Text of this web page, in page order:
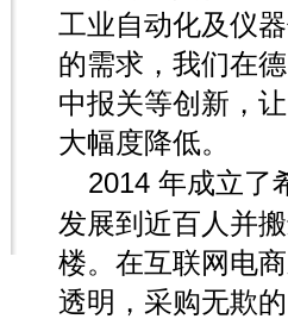
工业自动化及仪
的需求，我们在
中报关等创新，
大幅度降低。
2014 年成立了
发展到近百人并
楼。在互联网电
透明，采购无欺